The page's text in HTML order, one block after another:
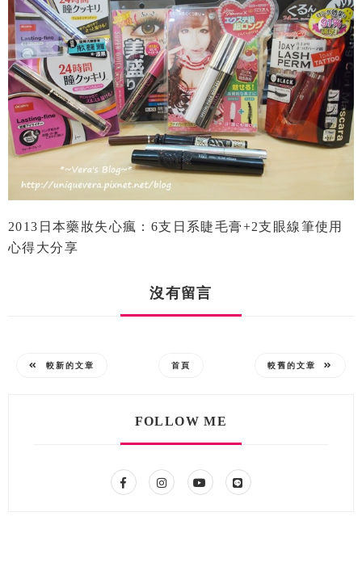
2013日本藥妝失心瘋：6支日系睫毛膏+2支眼線筆使用
心得大分享
沒有留言
較新的文章 首頁 較舊的文章
FOLLOW ME